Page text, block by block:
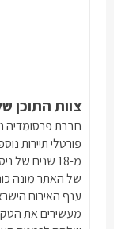
צוות התוכן
חברת פרסומדיה
מ-18 שנים של
של האתר מונה
ענף האירוח
מעשירים את